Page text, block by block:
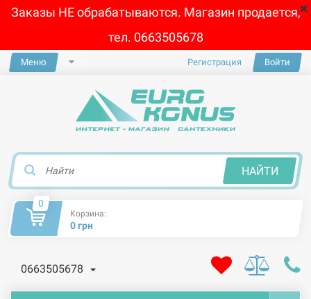
Заказы НЕ обрабатываются. Магазин продается,
тел. 0663505678
Меню Регистрация Войти
НАЙТИ
0
Корзина:
0 грн
0663505678